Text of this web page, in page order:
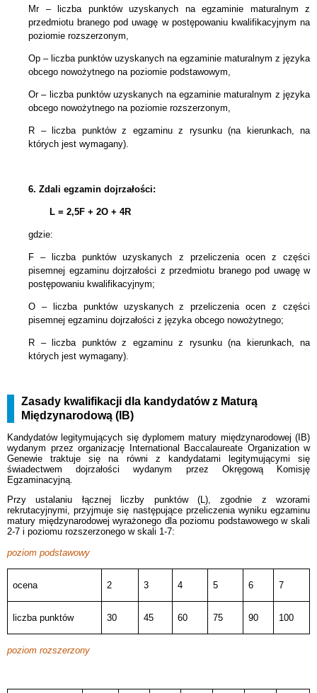
Mr – liczba punktów uzyskanych na egzaminie maturalnym z
przedmiotu branego pod uwagę w postępowaniu kwalifikacyjnym na
poziomie rozszerzonym,
Op – liczba punktów uzyskanych na egzaminie maturalnym z języka
obcego nowożytnego na poziomie podstawowym,
Or – liczba punktów uzyskanych na egzaminie maturalnym z języka
obcego nowożytnego na poziomie rozszerzonym,
R – liczba punktów z egzaminu z rysunku (na kierunkach, na
których jest wymagany).
6. Zdali egzamin dojrzałości:
L = 2,5F + 2O + 4R
gdzie:
F – liczba punktów uzyskanych z przeliczenia ocen z części
pisemnej egzaminu dojrzałości z przedmiotu branego pod uwagę w
postępowaniu kwalifikacyjnym;
O – liczba punktów uzyskanych z przeliczenia ocen z części
pisemnej egzaminu dojrzałości z języka obcego nowożytnego;
R – liczba punktów z egzaminu z rysunku (na kierunkach, na
których jest wymagany).
Zasady kwalifikacji dla kandydatów z Maturą
Międzynarodową (IB)
Kandydatów legitymujących się dyplomem matury międzynarodowej (IB)
wydanym przez organizację International Baccalaureate Organization w
Genewie traktuje się na równi z kandydatami legitymującymi się
świadectwem dojrzałości wydanym przez Okręgową Komisję
Egzaminacyjną.
Przy ustalaniu łącznej liczby punktów (L), zgodnie z wzorami
rekrutacyjnymi, przyjmuje się następujące przeliczenia wyniku egzaminu
matury międzynarodowej wyrażonego dla poziomu podstawowego w skali
2-7 i poziomu rozszerzonego w skali 1-7:
poziom podstawowy
ocena 2 3 4 5 6 7
liczba punktów 30 45 60 75 90 100
poziom rozszerzony